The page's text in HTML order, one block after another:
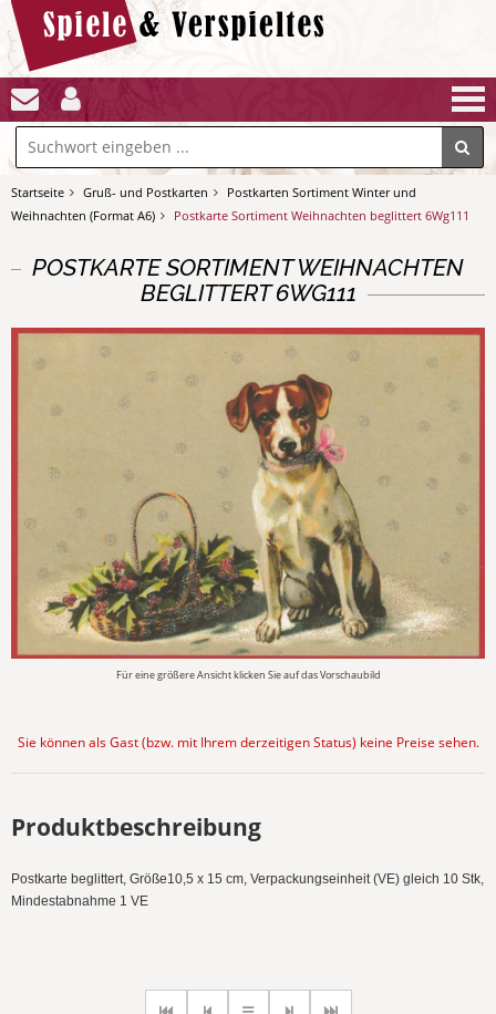
Startseite Gruß- und Postkarten
Postkarten Sortiment Winter und
Weihnachten (Format A6)
Postkarte Sortiment Weihnachten beglittert 6Wg111
POSTKARTE SORTIMENT WEIHNACHTEN
BEGLITTERT 6WG111
Für eine größere Ansicht klicken Sie auf das Vorschaubild
Sie können als Gast (bzw. mit Ihrem derzeitigen Status) keine Preise sehen.
Produktbeschreibung
Postkarte beglittert, Größe10,5 x 15 cm, Verpackungseinheit (VE) gleich 10 Stk,
Mindestabnahme 1 VE